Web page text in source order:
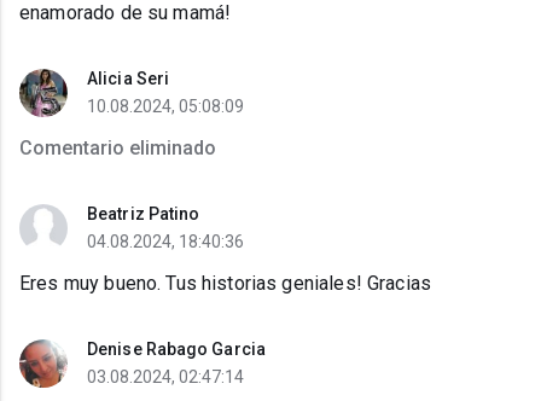
enamorado de su mamá!
Alicia Seri
10.08.2024, 05:08:09
Comentario eliminado
Beatriz Patino
04.08.2024, 18:40:36
Eres muy bueno. Tus historias geniales! Gracias
Denise Rabago Garcia
03.08.2024, 02:47:14